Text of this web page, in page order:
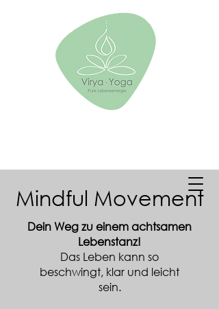
Mindful Movement
Dein Weg zu einem achtsamen
Lebenstanz!
Das Leben kann so
beschwingt, klar und leicht
sein.